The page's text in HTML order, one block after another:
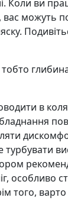
Коли ви
вас можуть
глибина
в
особливо
того,